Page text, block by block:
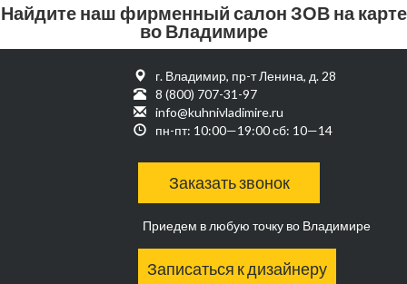
Найдите наш фирменный салон ЗОВ на карте
во Владимире
г. Владимир, пр-т Ленина, д. 28
8 (800) 707-31-97
info@kuhnivladimire.ru
пн-пт: 10:00—19:00 сб: 10—14
Заказать звонок
Приедем в любую точку во Владимире
Записаться к дизайнеру